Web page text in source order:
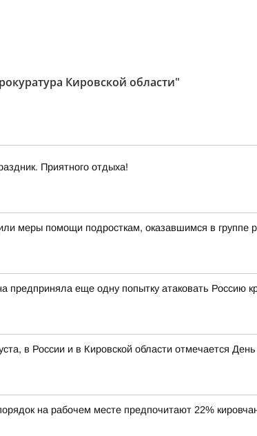
Кировской области"
Приятного отдыха!
меры помощи подросткам, оказавшимся в группе
предприняла еще одну попытку атаковать
в России и в Кировской области отмечается
на рабочем месте предпочитают 22%